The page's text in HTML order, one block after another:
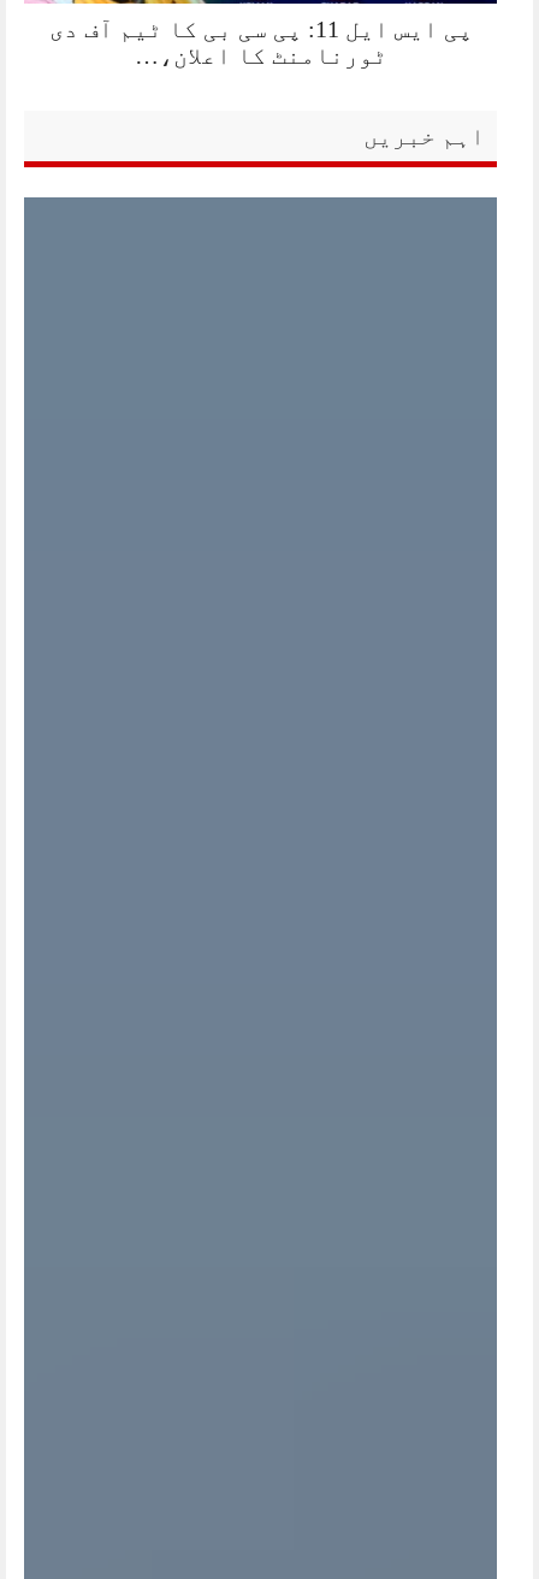
پی ایس ایل 11: پی سی بی کا ٹیم آف دی
ٹورنامنٹ کا اعلان،…
اہم خبریں